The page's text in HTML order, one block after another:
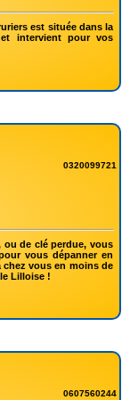
est située dans la
intervient pour vos
0320099721
ou de clé perdue, vous
vous dépanner en
chez vous en moins de
Lilloise !
0607560244